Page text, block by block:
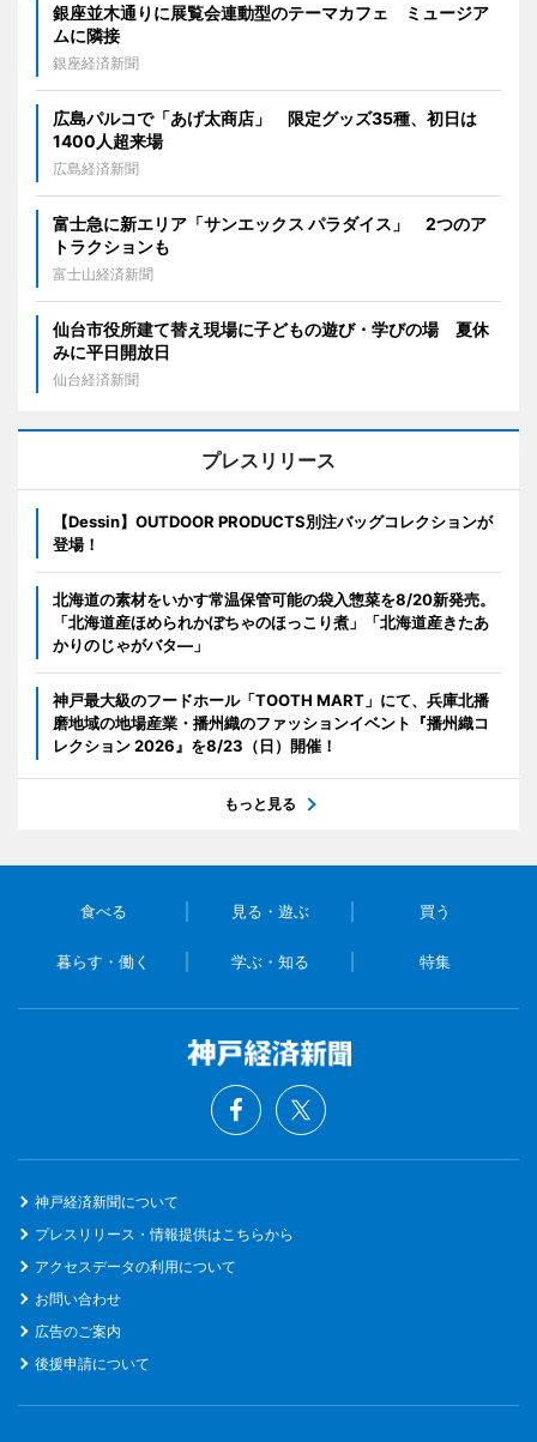
銀座並木通りに展覧会連動型のテーマカフェ ミュージア
ムに隣接
銀座経済新聞
広島パルコで「あげ太商店」 限定グッズ35種、初日は
1400人超来場
広島経済新聞
富士急に新エリア「サンエックス パラダイス」 2つのア
トラクションも
富士山経済新聞
仙台市役所建て替え現場に子どもの遊び・学びの場 夏休
みに平日開放日
仙台経済新聞
プレスリリース
【Dessin】OUTDOOR PRODUCTS別注バッグコレクションが
登場！
北海道の素材をいかす常温保管可能の袋入惣菜を8/20新発売。
「北海道産ほめられかぼちゃのほっこり煮」「北海道産きたあ
かりのじゃがバタ―」
神戸最大級のフードホール「TOOTH MART」にて、兵庫北播
磨地域の地場産業・播州織のファッションイベント『播州織コ
レクション 2026』を8/23（日）開催！
もっと見る
食べる 見る・遊ぶ 買う
暮らす・働く 学ぶ・知る 特集
神戸経済新聞について
プレスリリース・情報提供はこちらから
アクセスデータの利用について
お問い合わせ
広告のご案内
後援申請について